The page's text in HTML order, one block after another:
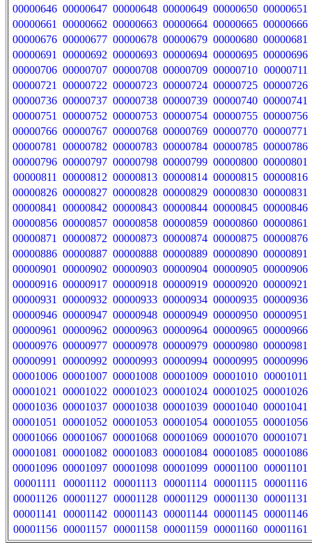
00000646 00000647 00000648 00000649 00000650 00000651
00000661
00000662 00000663 00000664 00000665 00000666
00000676 00000677 00000678 00000679 00000680 00000681
00000691
00000692 00000693 00000694 00000695 00000696
00000706 00000707 00000708 00000709 00000710 00000711
00000721
00000722 00000723 00000724 00000725 00000726
00000736 00000737 00000738 00000739 00000740 00000741
00000751
00000752 00000753 00000754 00000755 00000756
00000766 00000767 00000768 00000769 00000770 00000771
00000781
00000782 00000783 00000784 00000785 00000786
00000796 00000797 00000798 00000799 00000800 00000801
00000811
00000812 00000813 00000814 00000815 00000816
00000826 00000827 00000828 00000829 00000830 00000831
00000841
00000842 00000843 00000844 00000845 00000846
00000856 00000857 00000858 00000859 00000860 00000861
00000871
00000872 00000873 00000874 00000875 00000876
00000886 00000887 00000888 00000889 00000890 00000891
00000901
00000902 00000903 00000904 00000905 00000906
00000916 00000917 00000918 00000919 00000920 00000921
00000931
00000932 00000933 00000934 00000935 00000936
00000946 00000947 00000948 00000949 00000950 00000951
00000961
00000962 00000963 00000964 00000965 00000966
00000976 00000977 00000978 00000979 00000980 00000981
00000991
00000992 00000993 00000994 00000995 00000996
00001006 00001007 00001008 00001009 00001010 00001011
00001021
00001022 00001023 00001024 00001025 00001026
00001036 00001037 00001038 00001039 00001040 00001041
00001051
00001052 00001053 00001054 00001055 00001056
00001066 00001067 00001068 00001069 00001070 00001071
00001081
00001082 00001083 00001084 00001085 00001086
00001096 00001097 00001098 00001099 00001100 00001101
00001111
00001112 00001113 00001114 00001115 00001116
00001126 00001127 00001128 00001129 00001130 00001131
00001141
00001142 00001143 00001144 00001145 00001146
00001156 00001157 00001158 00001159 00001160 00001161